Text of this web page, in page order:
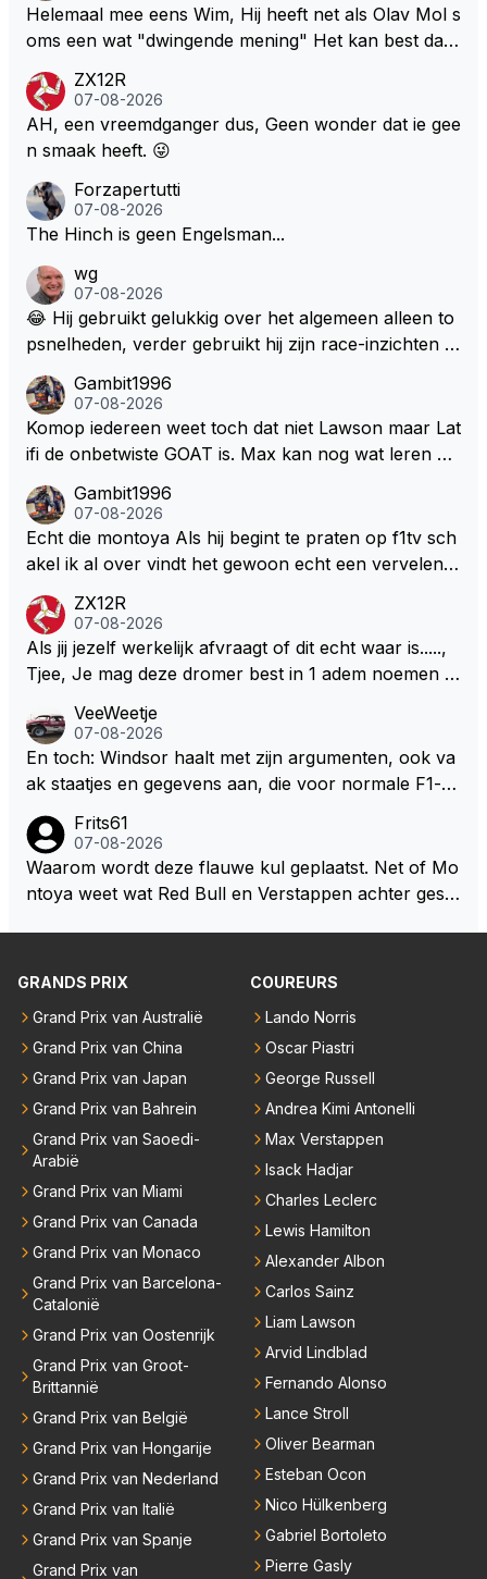
Helemaal mee eens Wim, Hij heeft net als Olav Mol s
oms een wat "dwingende mening" Het kan best dat
l bij Windsor op te roepen. Maar in een tijd zonder r
aces zijn dit leuke berichtjes
ZX12R
07-08-2026
AH, een vreemdganger dus, Geen wonder dat ie gee
n smaak heeft. 😜
Forzapertutti
07-08-2026
The Hinch is geen Engelsman...
wg
07-08-2026
😂 Hij gebruikt gelukkig over het algemeen alleen to
psnelheden, verder gebruikt hij zijn race-inzichten q
een bocht zegt helemaal niets, dus wat dat betreft h
eeft hij sowieso gelijk 😂.
Gambit1996
07-08-2026
Komop iedereen weet toch dat niet Lawson maar Lat
ifi de onbetwiste GOAT is. Max kan nog wat leren va
milton, hahahaha. Latifi pakt ze allemaal met de oge
n dicht met als onbetwiste nummer 2 of GOATINES
S Lawson natuurlijk 😂😂😂😂😂
Gambit1996
07-08-2026
Echt die montoya Als hij begint te praten op f1tv sch
akel ik al over vindt het gewoon echt een vervelend
weet 🤮🤮
ZX12R
07-08-2026
Als jij jezelf werkelijk afvraagt of dit echt waar is.....,
Tjee, Je mag deze dromer best in 1 adem noemen m
aar voordragen uit eigen geest. Kan mij voorstellen d
at je het leuk vindt sprookjes te luisteren maar heb jij
jezelf dan ook wel eens afgevraagd of de dappere b
ze wolff gesneden heeft?
VeeWeetje
07-08-2026
En toch: Windsor haalt met zijn argumenten, ook va
ak staatjes en gegevens aan, die voor normale F1-fa
okies made of your own dough" 🤣
Frits61
07-08-2026
Waarom wordt deze flauwe kul geplaatst. Net of Mo
ntoya weet wat Red Bull en Verstappen achter geslo
GRANDS PRIX
Grand Prix van Australië
Grand Prix van China
Grand Prix van Japan
Grand Prix van Bahrein
Grand Prix van Saoedi-
Arabië
Grand Prix van Miami
Grand Prix van Canada
Grand Prix van Monaco
Grand Prix van Barcelona-
Catalonië
Grand Prix van Oostenrijk
Grand Prix van Groot-
Brittannië
Grand Prix van België
Grand Prix van Hongarije
Grand Prix van Nederland
Grand Prix van Italië
Grand Prix van Spanje
Grand Prix van
COUREURS
Lando Norris
Oscar Piastri
George Russell
Andrea Kimi Antonelli
Max Verstappen
Isack Hadjar
Charles Leclerc
Lewis Hamilton
Alexander Albon
Carlos Sainz
Liam Lawson
Arvid Lindblad
Fernando Alonso
Lance Stroll
Oliver Bearman
Esteban Ocon
Nico Hülkenberg
Gabriel Bortoleto
Pierre Gasly